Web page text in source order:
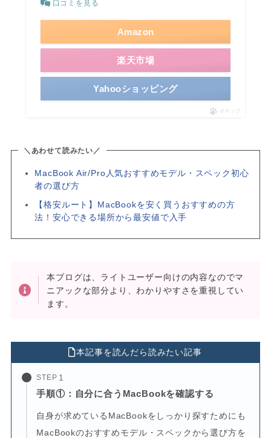
口コミを見る
Amazon
楽天市場
Yahooショッピング
ポチップ
＼あわせて読みたい／
MacBook Air/Pro人気おすすめモデル・スペック初心
者の選び方
【格安ルート】MacBookを安く買うおすすめの方
法！安心できる場所から最安値で入手
本ブログは、ライトユーザー向けの内容なのでマ
ニアックな部分より、わかりやすさを重視してい
ます。
本記事を読んだら読みたい記事
STEP
手順①：自分に合うMacBookを確認する
自身が求めているMacBookをしっかり探すためにも
MacBookのおすすめモデル・スペックから選び方を